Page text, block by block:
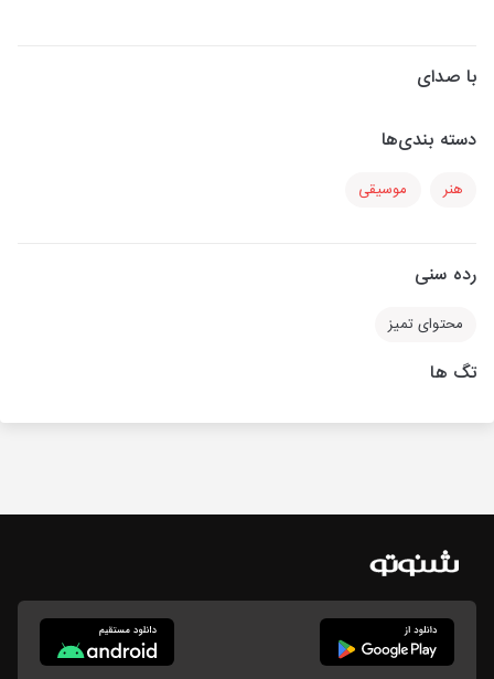
با صدای
دسته بندی‌ها
هنر موسیقی
رده سنی
محتوای تمیز
تگ ها